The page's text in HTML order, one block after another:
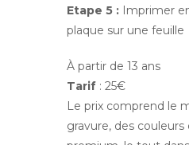
Etape 5 : Imprimer
plaque sur une feuille
À partir de 13 ans
Tarif : 25€
Le prix comprend le
gravure, des couleurs